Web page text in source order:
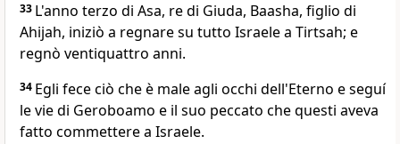
33 L'anno terzo di Asa, re di Giuda, Baasha, figlio di
Ahijah, iniziò a regnare su tutto Israele a Tirtsah; e
regnò ventiquattro anni.
34 Egli fece ciò che è male agli occhi dell'Eterno e seguí
le vie di Geroboamo e il suo peccato che questi aveva
fatto commettere a Israele.